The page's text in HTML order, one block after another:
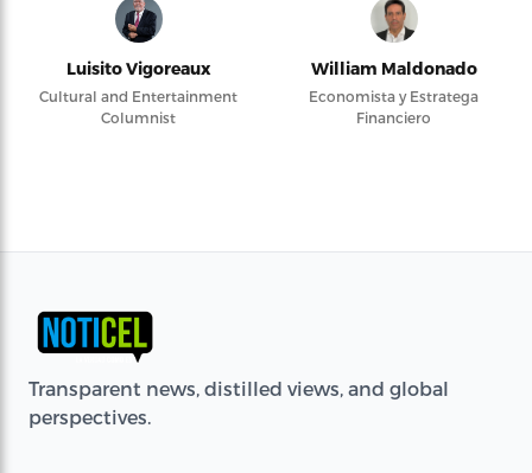
Luisito Vigoreaux
Cultural and Entertainment
Columnist
William Maldonado
Economista y Estratega
Financiero
Transparent news, distilled views, and global
perspectives.